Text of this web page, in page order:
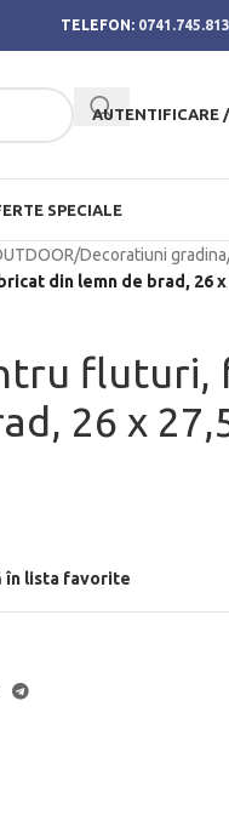
TELEFON: 0741.745.813
AUTENTIFICARE
SPECIALE
/Decoratiuni gradina
din lemn de brad, 26 x
fluturi,
26 x
în lista favorite